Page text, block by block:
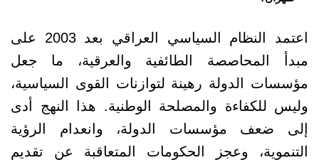
اعتمد النظام السياسي العراقي بعد 2003 على
مبدأ المحاصصة الطائفية والعرقية، ما جعل
مؤسسات الدولة رهينة لتوازنات القوى السياسية،
وليس للكفاءة والمصلحة الوطنية. هذا النهج أدى
إلى ضعف مؤسسات الدولة، وانعدام الرؤية
التنموية، وعجز الحكومات المتعاقبة عن تقديم